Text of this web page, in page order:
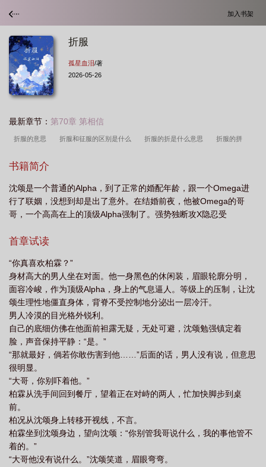
加入书架
折服
孤星血泪/著
2026-05-26
最新章节： 第70章 第相信
折服的意思 折服和征服的区别是什么 折服的折是什么意思 折服的拼
服啥意思
用 折服人心的意思 折服是什么意思解释 折服的近义词
书籍简介
沈颂是一个普通的Alpha，到了正常的婚配年龄，跟一个Omega进
行了联姻，没想到却是出了意外。在结婚前夜，他被Omega的哥
哥，一个高高在上的顶级Alpha强制了。强势独断攻X隐忍受
首章试读
“你真喜欢柏霖？”
身材高大的男人坐在对面。他一身黑色的休闲装，眉眼轮廓分明，
面容冷峻，作为顶级Alpha，身上的气息逼人。等级上的压制，让沈
颂生理性地僵直身体，背脊不受控制地分泌出一层冷汗。
男人冷漠的目光格外锐利。
自己的底细仿佛在他面前袒露无疑，无处可避，沈颂勉强镇定着
脸，声音保持平静：“是。”
“那就最好，倘若你敢伤害到他……”后面的话，男人没有说，但意思
很明显。
“大哥，你别吓着他。”
柏霖从洗手间回到餐厅，望着正在对峙的两人，忙加快脚步到桌
前。
柏况从沈颂身上转移开视线，不言。
柏霖坐到沈颂身边，望向沈颂：“你别管我哥说什么，我的事他管不
着的。”
“大哥他没有说什么。”沈颂笑道，眉眼弯弯。